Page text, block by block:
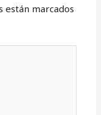
están marcados